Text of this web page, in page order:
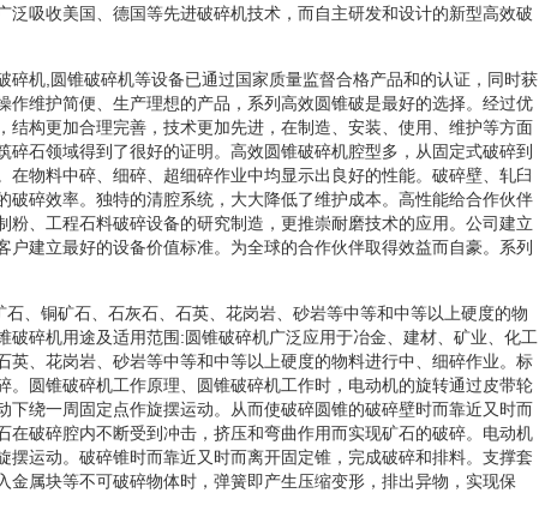
泛吸收美国、德国等先进破碎机技术，而自主研发和设计的新型高效破
碎机,圆锥破碎机等设备已通过国家质量监督合格产品和的认证，同时获
作维护简便、生产理想的产品，系列高效圆锥破是最好的选择。经过优
结构更加合理完善，技术更加先进，在制造、安装、使用、维护等方面
碎石领域得到了很好的证明。高效圆锥破碎机腔型多，从固定式破碎到
在物料中碎、细碎、超细碎作业中均显示出良好的性能。破碎壁、轧臼
破碎效率。独特的清腔系统，大大降低了维护成本。高性能给合作伙伴
粉、工程石料破碎设备的研究制造，更推崇耐磨技术的应用。公司建立
户建立最好的设备价值标准。为全球的合作伙伴取得效益而自豪。系列
、铜矿石、石灰石、石英、花岗岩、砂岩等中等和中等以上硬度的物
破碎机用途及适用范围:圆锥破碎机广泛应用于冶金、建材、矿业、化工
英、花岗岩、砂岩等中等和中等以上硬度的物料进行中、细碎作业。标
。圆锥破碎机工作原理、圆锥破碎机工作时，电动机的旋转通过皮带轮
下绕一周固定点作旋摆运动。从而使破碎圆锥的破碎壁时而靠近又时而
在破碎腔内不断受到冲击，挤压和弯曲作用而实现矿石的破碎。电动机
摆运动。破碎锥时而靠近又时而离开固定锥，完成破碎和排料。支撑套
金属块等不可破碎物体时，弹簧即产生压缩变形，排出异物，实现保